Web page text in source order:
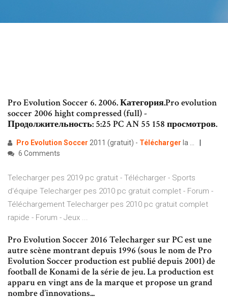
Pro Evolution Soccer 6. 2006. Категория.Pro evolution
soccer 2006 hight compressed (full) -
Продолжительность: 5:25 PC AN 55 158 просмотров.
Pro Evolution Soccer 2011 (gratuit) - Télécharger la ...
6 Comments
Telecharger pes 2019 pc gratuit - Télécharger - Sports
d'équipe Telecharger pes 2010 pc gratuit complet - Forum -
Téléchargement Telecharger pes 2010 pc gratuit complet
rapide - Forum - Jeux ...
Pro Evolution Soccer 2016 Telecharger sur PC est une
autre scène montrant depuis 1996 (sous le nom de Pro
Evolution Soccer production est publié depuis 2001) de
football de Konami de la série de jeu. La production est
apparu en vingt ans de la marque et propose un grand
nombre d’innovations...